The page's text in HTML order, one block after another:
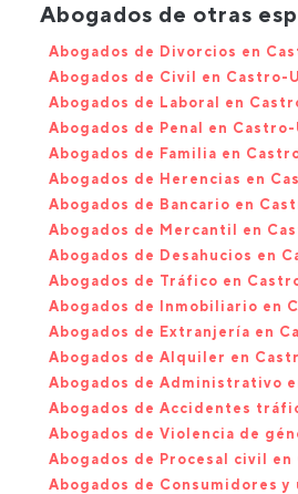
Abogados de otras
Abogados de Divorcios en
Abogados de Civil en Castro-
Abogados de Laboral en
Abogados de Penal en
Abogados de Familia en
Abogados de Herencias en
Abogados de Bancario en
Abogados de Mercantil en
Abogados de Desahucios en
Abogados de Tráfico en
Abogados de Inmobiliario en
Abogados de Extranjería en
Abogados de Alquiler en
Abogados de Administrativo
Abogados de Accidentes
Abogados de Violencia de
Abogados de Procesal civil
Abogados de Consumidores